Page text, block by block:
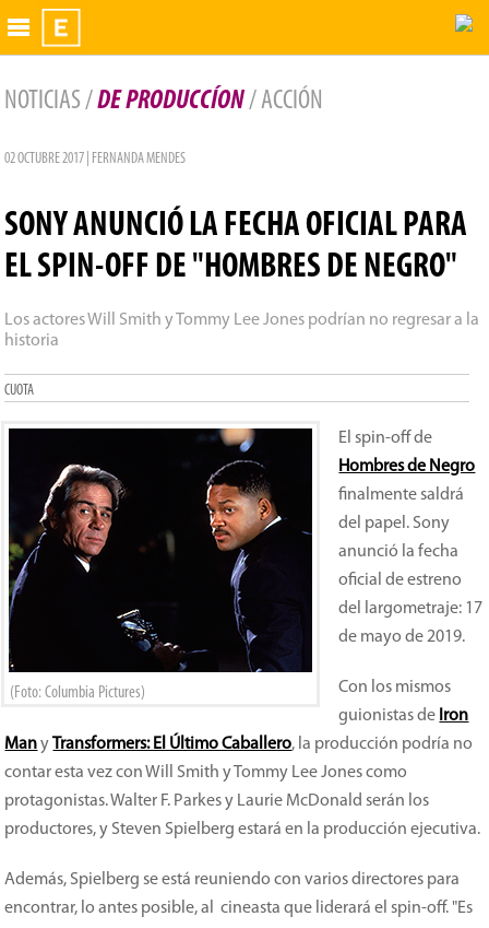
Exhibidor
NOTICIAS /DE PRODUCCÍON/ ACCIÓN
02 OCTUBRE 2017 | FERNANDA MENDES
SONY ANUNCIÓ LA FECHA OFICIAL PARA
EL SPIN-OFF DE "HOMBRES DE NEGRO"
Los actores Will Smith y Tommy Lee Jones podrían no regresar a la
historia
CUOTA
(Foto: Columbia Pictures)
El spin-off de
Hombres de Negro
finalmente saldrá
del papel. Sony
anunció la fecha
oficial de estreno
del largometraje: 17
de mayo de 2019.
Con los mismos
guionistas de Iron
ManyTransformers: El Último Caballero, la producción podría no
contar esta vez con Will Smith y Tommy Lee Jones como
protagonistas. Walter F. Parkes y Laurie McDonald serán los
productores, y Steven Spielberg estará en la producción ejecutiva.
Además, Spielberg se está reuniendo con varios directores para
encontrar, lo antes posible, al cineasta que liderará el spin-off. "Es